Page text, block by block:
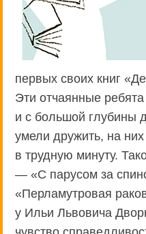
первых своих книг
Эти отчаянные
и с большой глубины
умели дружить, на
в трудную минуту.
— «С парусом за
«Перламутровая
у Ильи Львовича